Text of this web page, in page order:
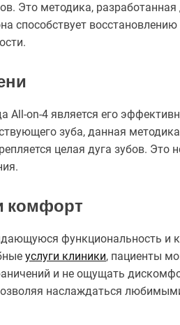
Это методика, разработанная
способствует восстановлению
on-4 является его
зуба, данная
целая дуга зубов. Это
комфорт
функциональность и
услуги клиники, пациенты
и не ощущать
наслаждаться